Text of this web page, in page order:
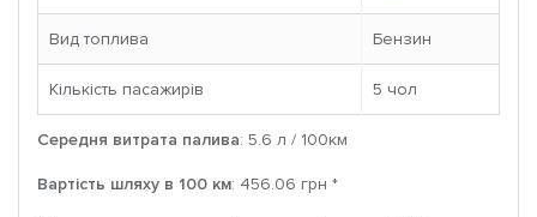
Вид топлива Бензин
Кількість пасажирів 5 чoл
Середня витрата палива: 5.6 л / 100км
Вартість шляху в 100 км: 456.06 грн *